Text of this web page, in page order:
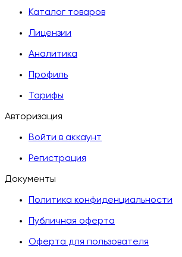
Каталог товаров
Лицензии
Аналитика
Профиль
Тарифы
Авторизация
Войти в аккаунт
Регистрация
Документы
Политика конфиденциальности
Публичная оферта
Оферта для пользователя